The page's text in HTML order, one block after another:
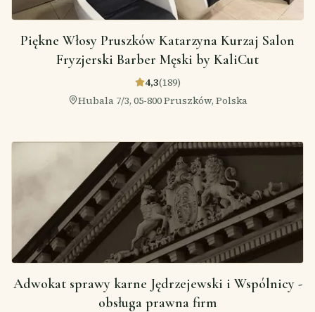
Piękne Włosy Pruszków Katarzyna Kurzaj Salon
Fryzjerski Barber Męski by KaliCut
4,3(189)
Hubala 7/3, 05-800 Pruszków, Polska
Adwokat sprawy karne Jędrzejewski i Wspólnicy -
obsługa prawna firm